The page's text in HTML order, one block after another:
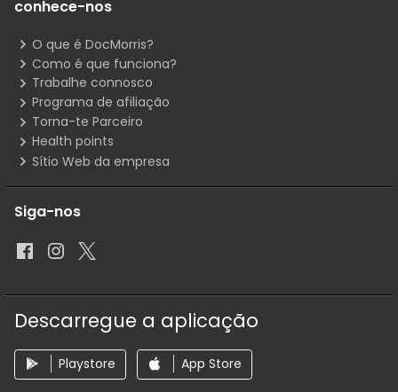
conhece-nos
O que é DocMorris?
Como é que funciona?
Trabalhe connosco
Programa de afiliação
Torna-te Parceiro
Health points
Sítio Web da empresa
Siga-nos
Descarregue a aplicação
Playstore App Store